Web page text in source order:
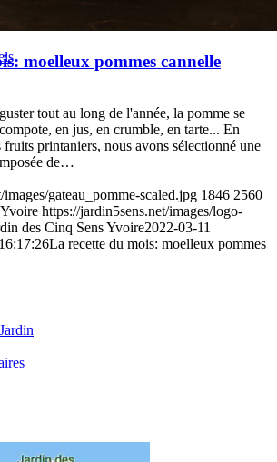
moelleux pommes cannelle
tout au long de l'année, la pomme se
en jus, en crumble, en tarte... En
fruits printaniers, nous avons sélectionné une
de…
gateau_pomme-scaled.jpg 1846 2560
https://jardin5sens.net/images/logo-
des Cinq Sens Yvoire2022-03-11
La recette du mois: moelleux pommes